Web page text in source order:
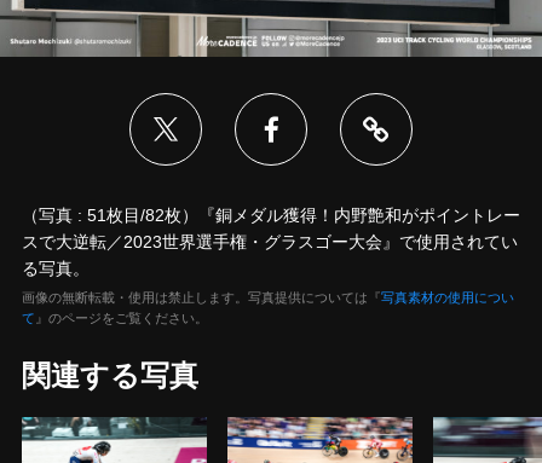
（写真 : 51枚目/82枚）『銅メダル獲得！内野艶和がポイントレー
スで大逆転／2023世界選手権・グラスゴー大会』で使用されてい
る写真。
画像の無断転載・使用は禁止します。写真提供については『写真素材の使用につい
て 』のページをご覧ください。
関連する写真